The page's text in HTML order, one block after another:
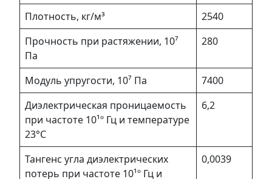
Плотность, кг/м³
2540
Прочность при растяжении, 10⁷
Па
280
Модуль упругости, 10⁷ Па
7400
Диэлектрическая проницаемость
при частоте 10¹º Гц и температуре
23°С
6,2
Тангенс угла диэлектрических
потерь при частоте 10¹º Гц и
0,0039